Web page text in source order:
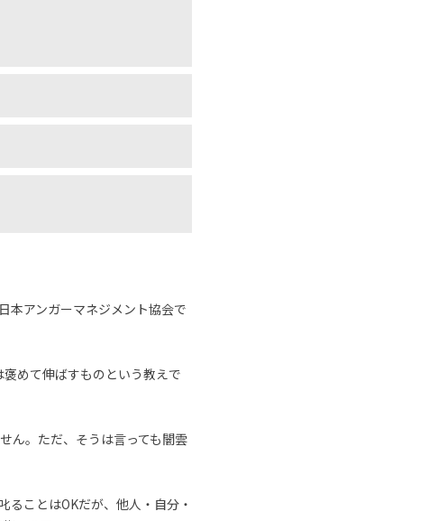
本アンガーマネジメント協会で
めて伸ばすものという教えで
ん。ただ、そうは言っても闇雲
ることはOKだが、他人・自分・